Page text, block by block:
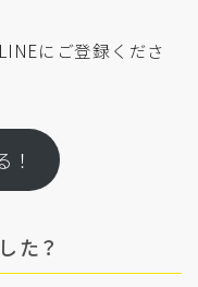
にご登録くださ
！
た？